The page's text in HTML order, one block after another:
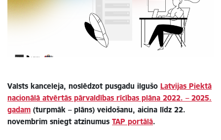
Valsts kanceleja, noslēdzot pusgadu ilgušo Latvijas Piektā
nacionālā atvērtās pārvaldības rīcības plāna 2022. – 2025.
gadam (turpmāk – plāns) veidošanu, aicina līdz 22.
novembrim sniegt atzinumus TAP portālā.